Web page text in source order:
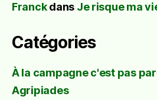
Franckdans Je risque ma
Catégories
À la campagne c'est pas
Agripiades